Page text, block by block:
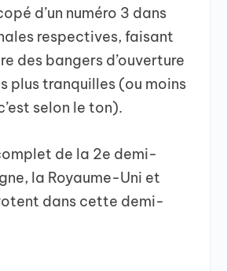
d’un numéro 3 dans
respectives, faisant
des bangers d’ouverture
plus tranquilles (ou moins
selon le ton).
de la 2e demi-
la Royaume-Uni et
dans cette demi-